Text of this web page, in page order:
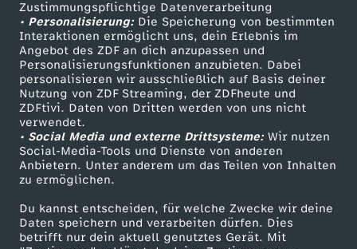
Zustimmungspflichtige Datenverarbeitung
• Personalisierung:Die Speicherung von bestimmten
Interaktionen ermöglicht uns, dein Erlebnis im
Angebot des ZDF an dich anzupassen und
Personalisierungsfunktionen anzubieten. Dabei
personalisieren wir ausschließlich auf Basis deiner
Nutzung von ZDF Streaming, der ZDFheute und
ZDFtivi. Daten von Dritten werden von uns nicht
verwendet.
• Social Media und externe Drittsysteme:Wir nutzen
Social-Media-Tools und Dienste von anderen
Anbietern. Unter anderem um das Teilen von Inhalten
zu ermöglichen.
Du kannst entscheiden, für welche Zwecke wir deine
Daten speichern und verarbeiten dürfen. Dies
betrifft nur dein aktuell genutztes Gerät. Mit
Livestreams
Sendungen A-Z
TV-Programm
Zuschauerservice
Hilfe
ZDF Unternehmen
Karriere
ZDF goes Schule
Werbefernsehen